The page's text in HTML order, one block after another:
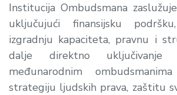
Institucija Ombudsmana
uključujući finansijsku
izgradnju kapaciteta, pravnu i
dalje direktno
međunarodnim
strategiju ljudskih prava, zaštitu